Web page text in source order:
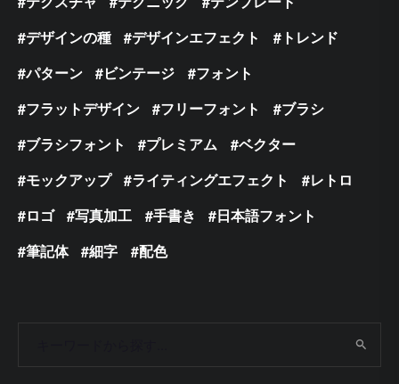
デザインの種
デザインエフェクト
トレンド
パターン
ビンテージ
フォント
フラットデザイン
フリーフォント
ブラシ
ブラシフォント
プレミアム
ベクター
モックアップ
ライティングエフェクト
レトロ
ロゴ
写真加工 手書き
日本語フォント
筆記体
細字 配色